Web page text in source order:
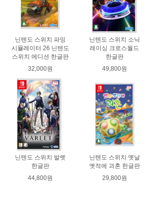
닌텐도 스위치 파밍
시뮬레이터 26 닌텐도
스위치 에디션 한글판
32,000원
닌텐도 스위치 소닉
레이싱 크로스월드
한글판
49,800원
닌텐도 스위치 발렛
한글판
44,800원
닌텐도 스위치 옛날
옛적에 괴혼 한글판
29,800원